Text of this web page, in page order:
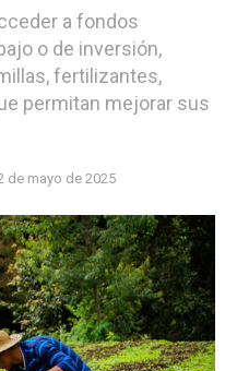
a fondos
o de inversión,
fertilizantes,
permitan mejorar sus
de mayo de 2025